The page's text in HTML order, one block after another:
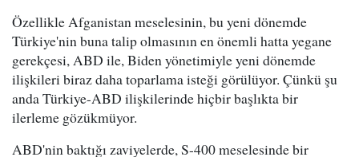
Özellikle Afganistan meselesinin, bu yeni dönemde
Türkiye'nin buna talip olmasının en önemli hatta yegane
gerekçesi, ABD ile, Biden yönetimiyle yeni dönemde
ilişkileri biraz daha toparlama isteği görülüyor. Çünkü şu
anda Türkiye-ABD ilişkilerinde hiçbir başlıkta bir
ilerleme gözükmüyor.
ABD'nin baktığı zaviyelerde, S-400 meselesinde bir